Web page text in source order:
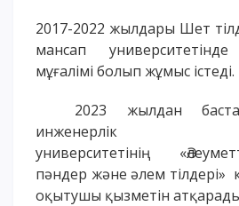
2017-2022 жылдары Шет
мансап
мұғалімі болып жұмыс істеді.
2023 жылдан
инженерлік -
университетінің
пәндер және әлем тілдері»
оқытушы қызметін